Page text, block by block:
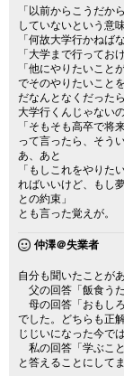
「以前からこうだか
していないという意
「何故大学行かねば
「大学まで行ってお
「他にやりたいこと
でそのやりたいこと
だなんとなくだった
大学行くんじゃないの
「そもそも高卒で将
って言ったら、そう
あ、あと
「もしこれをやりた
ればいいけど、もし
との約束」
とも言った覚えが。
仲澤＠失業者
自分も聞いたことが
父の回答「飯食うた
母の回答「おもし
でした。どちらも正
じじいになった今で
私の回答「学ぶこ
と答えることにして